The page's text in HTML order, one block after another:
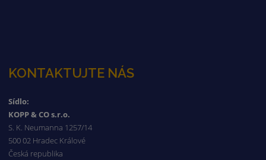
KONTAKTUJTE NÁS
Sídlo:
KOPP & CO s.r.o.
S. K. Neumanna 1257/14
500 02 Hradec Králové
Česká republika